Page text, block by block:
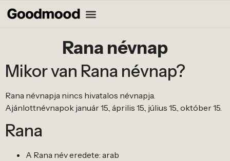
Rana névnap
Mikor van Rana névnap?
Rana névnapja nincs hivatalos névnapja.
Ajánlottnévnapok január 15., április 15., július 15., október 15.
Rana
A Rana név eredete: arab